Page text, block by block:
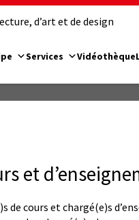
d’art et de design
Services Vidéothèque
et
de cours et chargé(e)s